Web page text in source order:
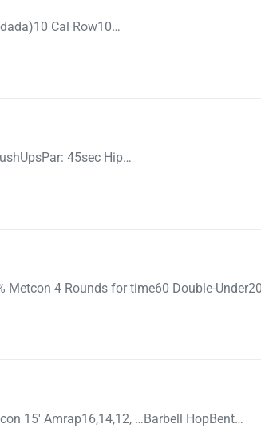
Cal Row10…
45sec Hip…
4 Rounds for time60 Double-
15′ Amrap16,14,12, …Barbell HopBent…